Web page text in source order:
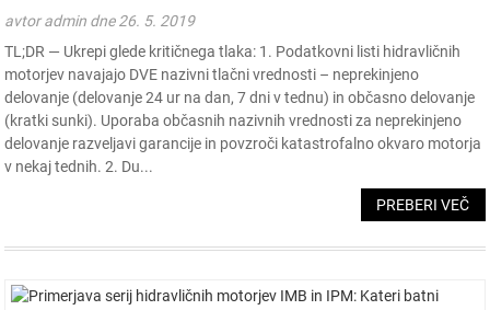
avtor admin dne 26. 5. 2019
TL;DR — Ukrepi glede kritičnega tlaka: 1. Podatkovni listi hidravličnih
motorjev navajajo DVE nazivni tlačni vrednosti – neprekinjeno
delovanje (delovanje 24 ur na dan, 7 dni v tednu) in občasno delovanje
(kratki sunki). Uporaba občasnih nazivnih vrednosti za neprekinjeno
delovanje razveljavi garancije in povzroči katastrofalno okvaro motorja
v nekaj tednih. 2. Du...
PREBERI VEČ